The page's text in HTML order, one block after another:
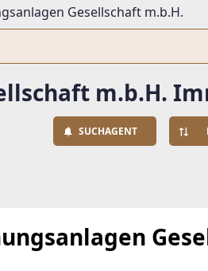
Gesellschaft m.b.H.
m.b.H.
SUCHAGENT